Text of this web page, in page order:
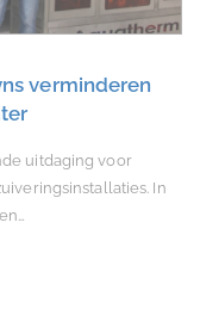
verminderen
uitdaging voor
In